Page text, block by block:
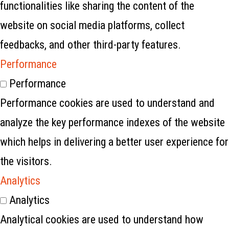
functionalities like sharing the content of the
website on social media platforms, collect
feedbacks, and other third-party features.
Performance
Performance
Performance cookies are used to understand and
analyze the key performance indexes of the website
which helps in delivering a better user experience for
the visitors.
Analytics
Analytics
Analytical cookies are used to understand how